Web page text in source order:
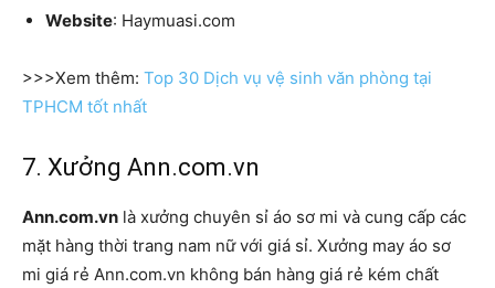
Website: Haymuasi.com
>>>Xem thêm: Top 30 Dịch vụ vệ sinh văn phòng tại
TPHCM tốt nhất
7. Xưởng Ann.com.vn
Ann.com.vn là xưởng chuyên sỉ áo sơ mi và cung cấp các
mặt hàng thời trang nam nữ với giá sỉ. Xưởng may áo sơ
mi giá rẻ Ann.com.vn không bán hàng giá rẻ kém chất